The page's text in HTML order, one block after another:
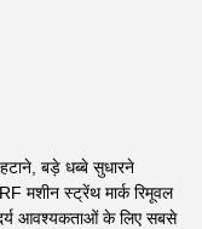
हटाने, बड़े धब्बे सुधारने
स्ट्रेंथ मार्क रिमूवल
आवश्यकताओं के लिए सबसे